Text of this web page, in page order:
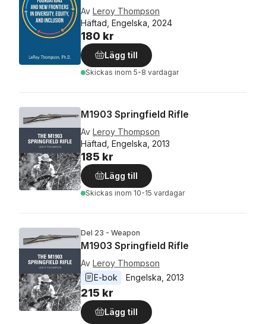
Av Leroy Thompson
Häftad, Engelska, 2024
180 kr
Lägg till
Skickas inom 5-8 vardagar
M1903 Springfield Rifle
Av Leroy Thompson
Häftad, Engelska, 2013
185 kr
Lägg till
Skickas inom 10-15 vardagar
Del 23 - Weapon
M1903 Springfield Rifle
Av Leroy Thompson
E-bok
Engelska 2013
215 kr
Lägg till